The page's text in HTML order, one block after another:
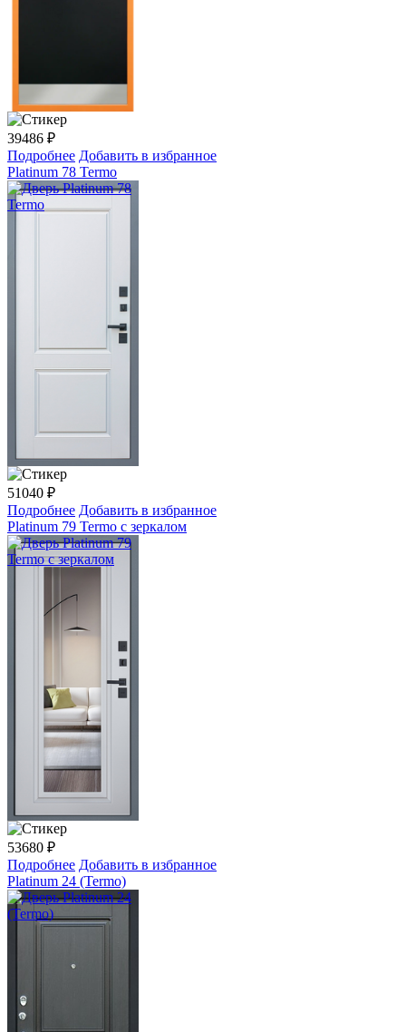
39486 ₽
Подробнее Добавить в избранное
Platinum 78 Termo
51040 ₽
Подробнее Добавить в избранное
Platinum 79 Termo с зеркалом
53680 ₽
Подробнее Добавить в избранное
Platinum 24 (Termo)